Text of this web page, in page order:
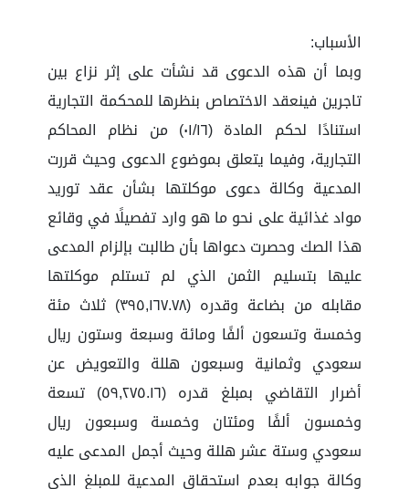
الأسباب:
وبما أن هذه الدعوى قد نشأت على إثر نزاع بين
تاجرين فينعقد الاختصاص بنظرها للمحكمة التجارية
استنادًا لحكم المادة (٠١/١٦) من نظام المحاكم
التجارية، وفيما يتعلق بموضوع الدعوى وحيث قررت
المدعية وكالة دعوى موكلتها بشأن عقد توريد
مواد غذائية على نحو ما هو وارد تفصيلًا في وقائع
هذا الصك وحصرت دعواها بأن طالبت بإلزام المدعى
عليها بتسليم الثمن الذي لم تستلم موكلتها
مقابله من بضاعة وقدره (٣٩٥,١٦٧.٧٨) ثلاث مئة
وخمسة وتسعون ألفًا ومائة وسبعة وستون ريال
سعودي وثمانية وسبعون هللة والتعويض عن
أضرار التقاضي بمبلغ قدره (٥٩,٢٧٥.١٦) تسعة
وخمسون ألفًا ومئتان وخمسة وسبعون ريال
سعودي وستة عشر هللة وحيث أجمل المدعى عليه
وكالة جوابه بعدم استحقاق المدعية للمبلغ الذي